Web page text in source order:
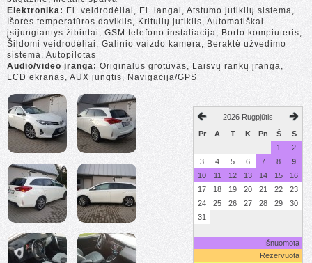
Elektronika: El. veidrodėliai, El. langai, Atstumo jutiklių sistema,
Išorės temperatūros daviklis, Kritulių jutiklis, Automatiškai
įsijungiantys žibintai, GSM telefono instaliacija, Borto kompiuteris,
Šildomi veidrodėliai, Galinio vaizdo kamera, Beraktė užvedimo
sistema, Autopilotas
Audio/video įranga: Originalus grotuvas, Laisvų rankų įranga,
LCD ekranas, AUX jungtis, Navigacija/GPS
2026 Rugpjūtis
Pr
A T K Pn Š
S
1
2
3
4 5 6 7 8
9
10
11 12 13 14 15
16
17
18 19 20 21 22
23
24
25 26 27 28 29
30
31
Išnuomota
Rezervuota